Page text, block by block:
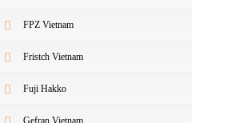
FPZ Vietnam
Fristch Vietnam
Fuji Hakko